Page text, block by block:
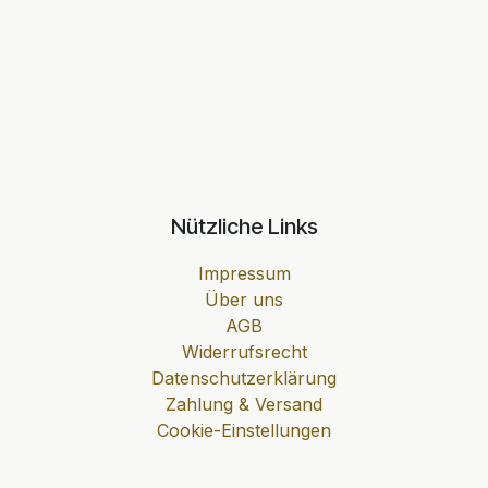
Nützliche Links
Impressum
Über uns
AGB
Widerrufsrecht
Datenschutzerklärung
Zahlung & Versand
Cookie-Einstellungen